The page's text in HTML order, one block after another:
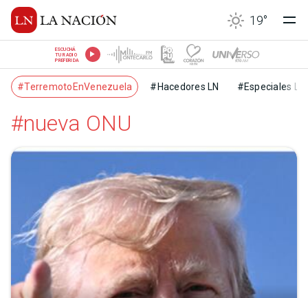
19°
ESCUCHÁ
TU RADIO
PREFERIDA
#TerremotoEnVenezuela #Hacedores LN #Especiales LN
#nueva ONU